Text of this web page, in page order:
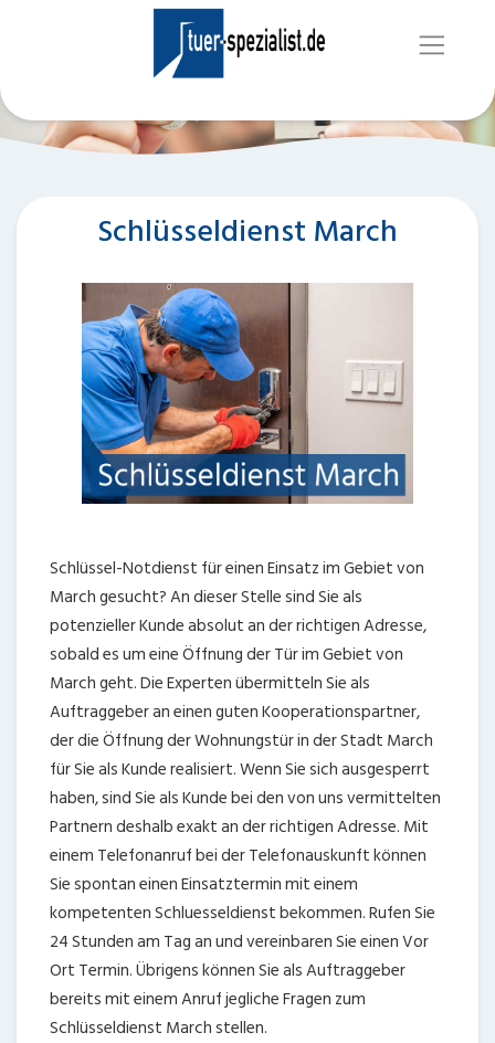
Schlüsseldienst March
Schlüssel-Notdienst für einen Einsatz im Gebiet von
March gesucht? An dieser Stelle sind Sie als
potenzieller Kunde absolut an der richtigen Adresse,
sobald es um eine Öffnung der Tür im Gebiet von
March geht. Die Experten übermitteln Sie als
Auftraggeber an einen guten Kooperationspartner,
der die Öffnung der Wohnungstür in der Stadt March
für Sie als Kunde realisiert. Wenn Sie sich ausgesperrt
haben, sind Sie als Kunde bei den von uns vermittelten
Partnern deshalb exakt an der richtigen Adresse. Mit
einem Telefonanruf bei der Telefonauskunft können
Sie spontan einen Einsatztermin mit einem
kompetenten Schluesseldienst bekommen. Rufen Sie
24 Stunden am Tag an und vereinbaren Sie einen Vor
Ort Termin. Übrigens können Sie als Auftraggeber
bereits mit einem Anruf jegliche Fragen zum
Schlüsseldienst March stellen.